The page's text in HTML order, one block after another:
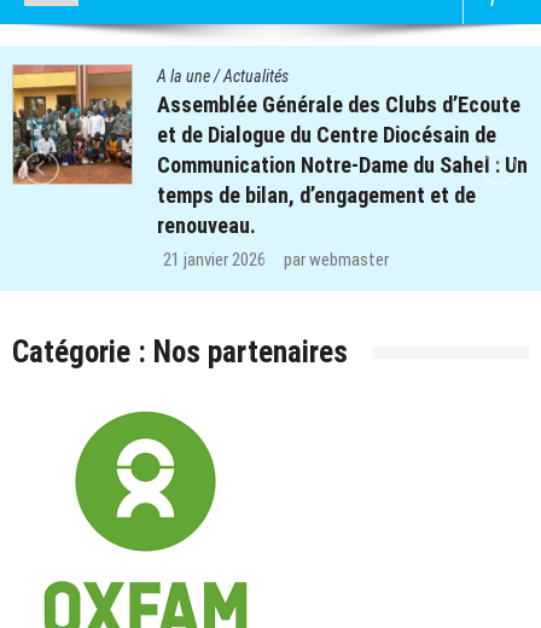
A la une/Actualités
Assemblée Générale des Clubs d’Ecoute
et de Dialogue du Centre Diocésain de
Communication Notre-Dame du Sahel : Un
temps de bilan, d’engagement et de
renouveau.
21 janvier 2026 parwebmaster
Catégorie : Nos partenaires